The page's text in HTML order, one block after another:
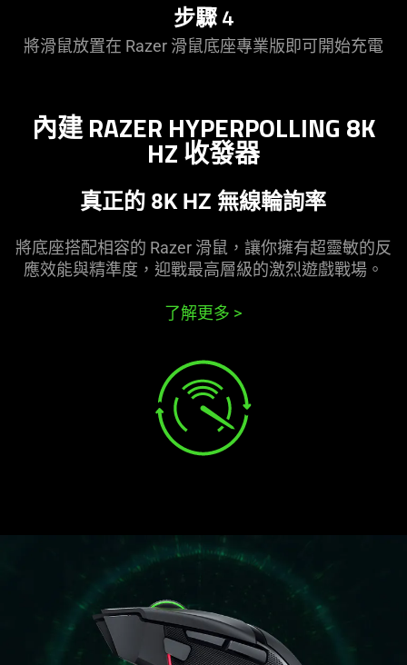
步驟 4
將滑鼠放置在 Razer 滑鼠底座專業版即可開始充電
內建 RAZER HYPERPOLLING 8K
HZ 收發器
真正的 8K HZ 無線輪詢率
將底座搭配相容的 Razer 滑鼠，讓你擁有超靈敏的反
應效能與精準度，迎戰最高層級的激烈遊戲戰場。
了解更多 >